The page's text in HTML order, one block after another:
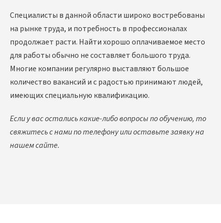
Специалисты в данной области широко востребованы
на рынке труда, и потребность в профессионалах
продолжает расти. Найти хорошо оплачиваемое место
для работы обычно не составляет большого труда.
Многие компании регулярно выставляют большое
количество вакансий и с радостью принимают людей,
имеющих специальную квалификацию.
Если у вас остались какие-либо вопросы по обучению, то
свяжитесь с нами по телефону или оставьте заявку на
нашем сайте.